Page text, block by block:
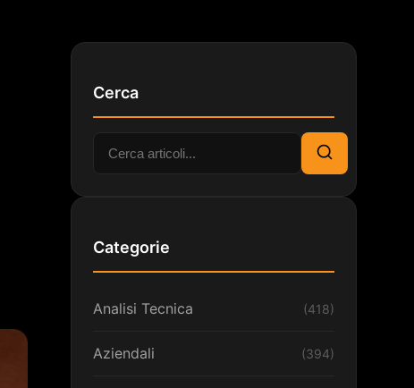
Cerca
Cerca:
Cerca
Categorie
Analisi Tecnica (418)
Aziendali (394)